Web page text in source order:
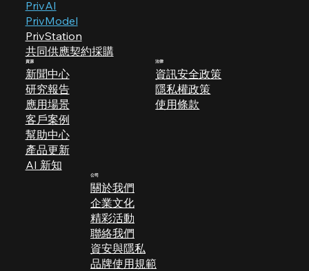
PrivAI
PrivModel
PrivStation
共同供應契約採購
資源
新聞中心
研究報告
應用場景
​客戶案例
幫助中心
產品更新
AI 新知
法律
資訊安全政策
隱私權政策
使用條款
公司
關於我們
企業文化
​精彩活動
聯絡我們
​​資安與隱私
品牌使用規範